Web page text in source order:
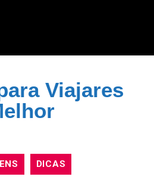
Viajares
DICAS